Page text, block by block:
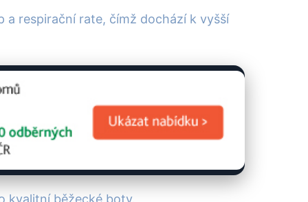
respirační rate, čímž dochází k vyšší
kvalitní běžecké boty.